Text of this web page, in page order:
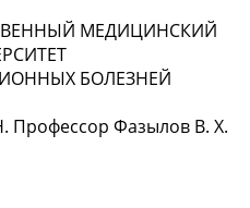
МЕДИЦИНСКИЙ
БОЛЕЗНЕЙ
Профессор Фазылов В. Х.